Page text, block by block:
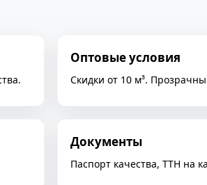
Оптовые условия
Скидки от 10 м³.
Документы
Паспорт качества, ТТН на